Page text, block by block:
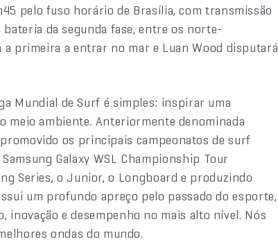
pelo fuso horário de Brasília, com transmissão
bateria da segunda fase, entre os norte-
primeira a entrar no mar e Luan Wood disputará
Mundial de Surf é simples: inspirar uma
meio ambiente. Anteriormente denominada
os principais campeonatos de surf
Galaxy WSL Championship Tour
Series, o Junior, o Longboard e produzindo
um profundo apreço pelo passado do esporte,
inovação e desempenho no mais alto nível. Nós
ondas do mundo.